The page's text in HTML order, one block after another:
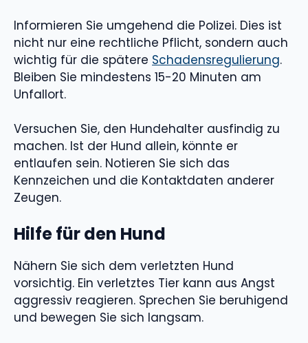
Informieren Sie umgehend die Polizei. Dies ist
nicht nur eine rechtliche Pflicht, sondern auch
wichtig für die spätere Schadensregulierung.
Bleiben Sie mindestens 15-20 Minuten am
Unfallort.
Versuchen Sie, den Hundehalter ausfindig zu
machen. Ist der Hund allein, könnte er
entlaufen sein. Notieren Sie sich das
Kennzeichen und die Kontaktdaten anderer
Zeugen.
Hilfe für den Hund
Nähern Sie sich dem verletzten Hund
vorsichtig. Ein verletztes Tier kann aus Angst
aggressiv reagieren. Sprechen Sie beruhigend
und bewegen Sie sich langsam.